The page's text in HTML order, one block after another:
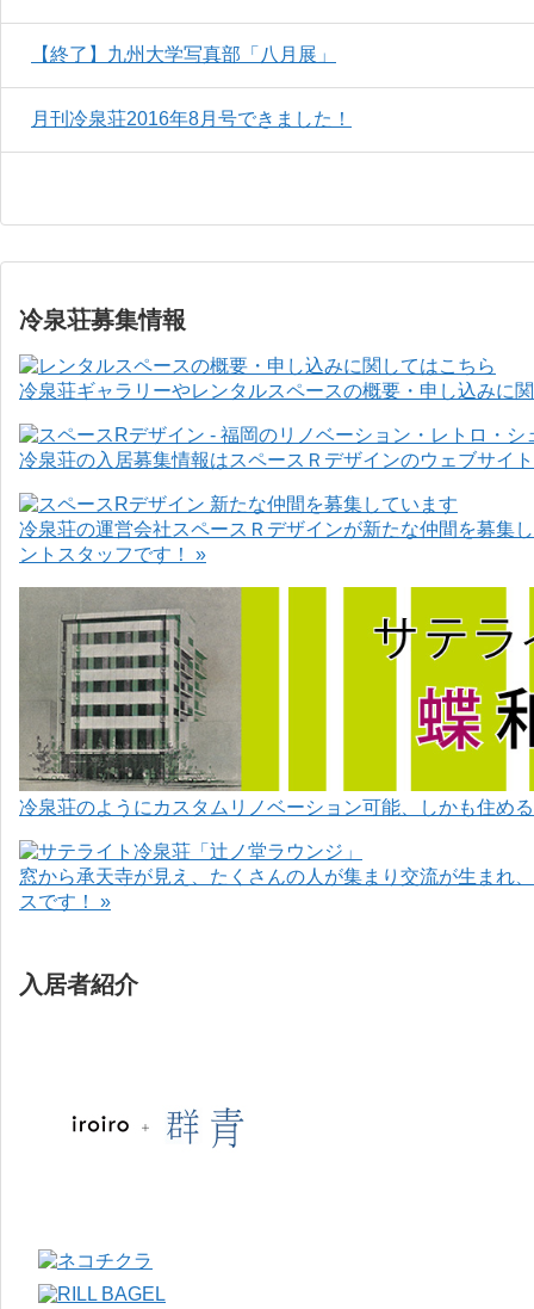
【終了】九州大学写真部「八月展」
月刊冷泉荘2016年8月号できました！
冷泉荘募集情報
冷泉荘ギャラリーやレンタルスペースの概要・申し込みに
冷泉荘の入居募集情報はスペースＲデザインのウェブサイ
冷泉荘の運営会社スペースＲデザインが新たな仲間を募集
ントスタッフです！ »
冷泉荘のようにカスタムリノベーション可能、しかも住め
窓から承天寺が見え、たくさんの人が集まり交流が生まれ
スです！ »
入居者紹介